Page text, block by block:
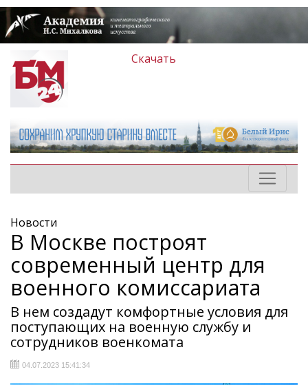
Скачать
Новости
В Москве построят
современный центр для
военного комиссариата
В нем создадут комфортные условия для
поступающих на военную службу и
сотрудников военкомата
04.07.2023 15:41:34